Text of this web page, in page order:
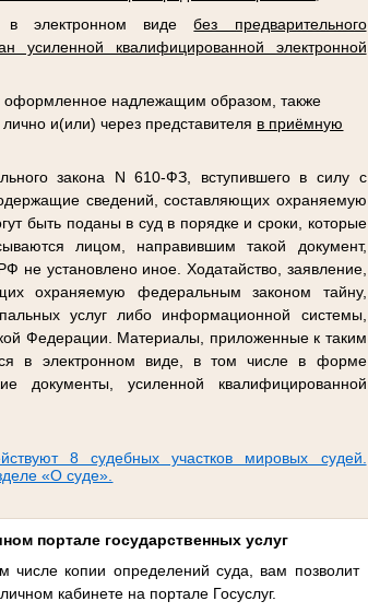
в электронном видебез предварительного
квалифицированной электронной
оформленное надлежащим образом, также
и(или) через представителя в приёмную
закона N 610-ФЗ, вступившего в силу с
сведений, составляющих охраняемую
быть поданы в суд в порядке и сроки, которые
лицом, направившим такой документ,
не установлено иное. Ходатайство, заявление,
охраняемую федеральным законом тайну,
услуг либо информационной системы,
Федерации. Материалы, приложенные к таким
в электронном виде, в том числе в форме
документы, усиленной квалифицированной
8 судебных участков мировых судей.
«О суде».
портале государственных услуг
числе копии определений суда, вам позволит
кабинете на портале Госуслуг.